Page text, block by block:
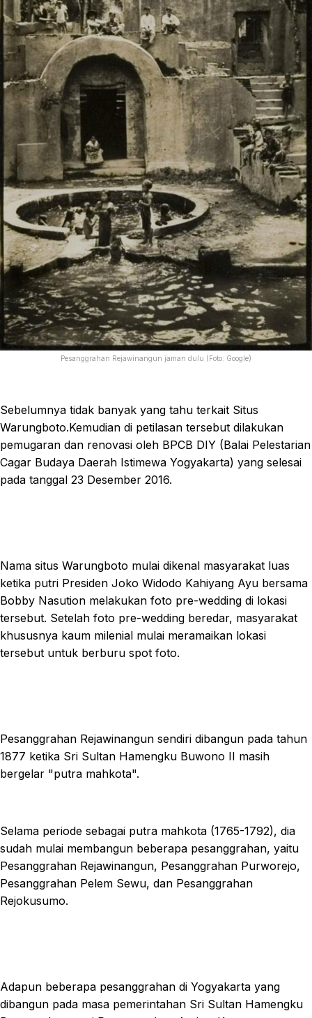
Pesanggrahan Rejawinangun jaman dulu (Foto: Google)
Sebelumnya tidak banyak yang tahu terkait Situs
Warungboto.Kemudian di petilasan tersebut dilakukan
pemugaran dan renovasi oleh BPCB DIY (Balai Pelestarian
Cagar Budaya Daerah Istimewa Yogyakarta) yang selesai
pada tanggal 23 Desember 2016.
Nama situs Warungboto mulai dikenal masyarakat luas
ketika putri Presiden Joko Widodo Kahiyang Ayu bersama
Bobby Nasution melakukan foto pre-wedding di lokasi
tersebut. Setelah foto pre-wedding beredar, masyarakat
khususnya kaum milenial mulai meramaikan lokasi
tersebut untuk berburu spot foto.
Pesanggrahan Rejawinangun sendiri dibangun pada tahun
1877 ketika Sri Sultan Hamengku Buwono II masih
bergelar "putra mahkota".
Selama periode sebagai putra mahkota (1765-1792), dia
sudah mulai membangun beberapa pesanggrahan, yaitu
Pesanggrahan Rejawinangun, Pesanggrahan Purworejo,
Pesanggrahan Pelem Sewu, dan Pesanggrahan
Rejokusumo.
Adapun beberapa pesanggrahan di Yogyakarta yang
dibangun pada masa pemerintahan Sri Sultan Hamengku